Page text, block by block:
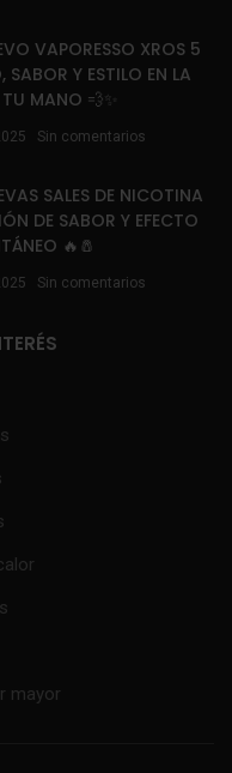
VAPORESSO XROS 5
SABOR Y ESTILO EN LA
MANO 💨✨
Sin comentarios
SALES DE NICOTINA
DE SABOR Y EFECTO
🔥🧂
Sin comentarios
mayor